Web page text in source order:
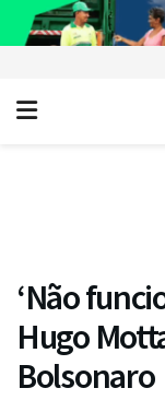
‘Não
Hugo
Bolsonaro